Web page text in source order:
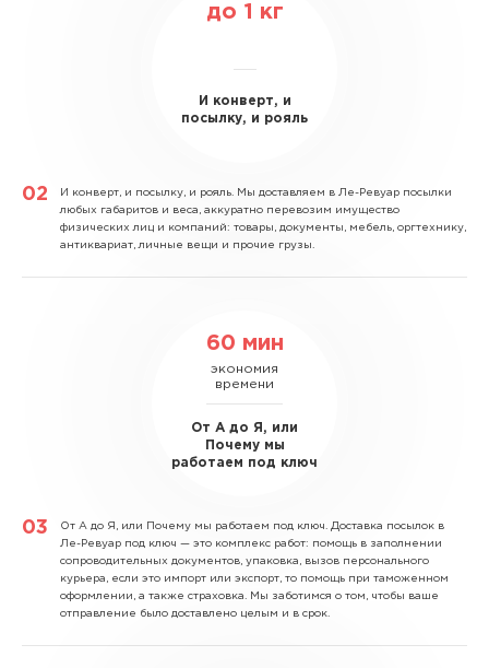
до 1 кг
И конверт, и
посылку, и рояль
И конверт, и посылку, и рояль.
Мы доставляем в Ле-Ревуар посылки
любых габаритов и веса, аккуратно перевозим имущество
физических лиц и компаний: товары, документы, мебель, оргтехнику,
антиквариат, личные вещи и прочие грузы.
60 мин
экономия
времени
От А до Я, или
Почему мы
работаем под ключ
От А до Я, или Почему мы работаем под ключ.
Доставка посылок в
Ле-Ревуар под ключ — это комплекс работ: помощь в заполнении
сопроводительных документов, упаковка, вызов персонального
курьера, если это импорт или экспорт, то помощь при таможенном
оформлении, а также страховка. Мы заботимся о том, чтобы ваше
отправление было доставлено целым и в срок.